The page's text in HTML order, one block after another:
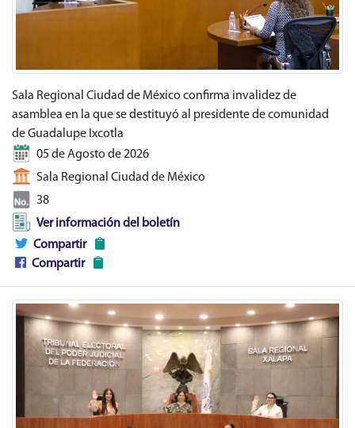
Sala Regional Ciudad de México confirma invalidez de
asamblea en la que se destituyó al presidente de comunidad
de Guadalupe Ixcotla
05 de Agosto de 2026
Sala Regional Ciudad de México
38
Ver información del boletín
Compartir
Compartir